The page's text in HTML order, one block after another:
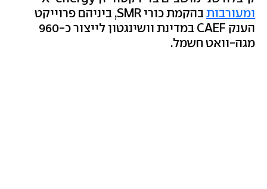
ומעורבות
בהקמת כורי SMR, ביניהם פרוייקט
הענק CAEF במדינת וושינגטון לייצור כ-960
מגה-וואט חשמל.